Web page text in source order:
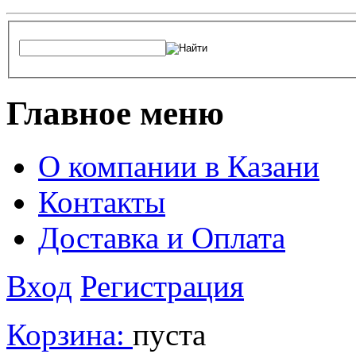
Главное меню
О компании в Казани
Контакты
Доставка и Оплата
Вход Регистрация
Корзина: пуста